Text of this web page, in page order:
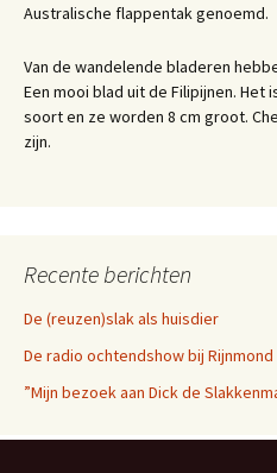
Australische flappentak genoemd.
Van de wandelende bladeren
Een mooi blad uit de Filipijnen. Het
soort en ze worden 8 cm groot.
zijn.
Recente berichten
De (reuzen)slak als huisdier
De radio ochtendshow bij Rijnmond
”Mijn bezoek aan Dick de